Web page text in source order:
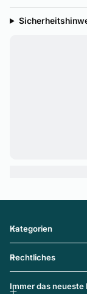
Kategorien
Rechtliches
Immer das neueste